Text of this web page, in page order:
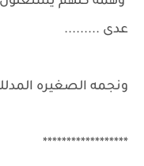
عدى .........
ونجمه الصغيره المدلله : عمرها 20
******************